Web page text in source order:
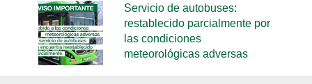
Servicio de autobuses:
restablecido parcialmente por
las condiciones
meteorológicas adversas